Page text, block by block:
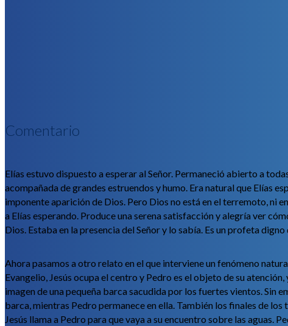
Comentario
Elías estuvo dispuesto a esperar al Señor. Permaneció abierto a
acompañada de grandes estruendos y humo. Era natural que Elías
imponente aparición de Dios. Pero Dios no está en el terremoto, ni
a Elías esperando. Produce una serena satisfacción y alegría ver
Dios. Estaba en la presencia del Señor y lo sabía. Es un profeta digno
Ahora pasamos a otro relato en el que interviene un fenómeno
Evangelio, Jesús ocupa el centro y Pedro es el objeto de su
imagen de una pequeña barca sacudida por los fuertes vientos. Sin
barca, mientras Pedro permanece en ella. También los finales de
Jesús llama a Pedro para que vaya a su encuentro sobre las aguas.